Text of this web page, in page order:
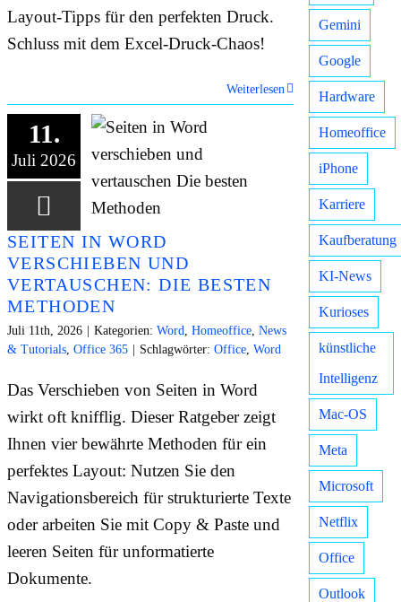
Layout-Tipps für den perfekten Druck.
Schluss mit dem Excel-Druck-Chaos!
Weiterlesen
11.
Juli 2026
SEITEN IN WORD
VERSCHIEBEN UND
VERTAUSCHEN: DIE BESTEN
METHODEN
Juli 11th, 2026 Kategorien: Word Homeoffice News
& Tutorials Office 365 Schlagwörter: Office Word
Das Verschieben von Seiten in Word
wirkt oft knifflig. Dieser Ratgeber zeigt
Ihnen vier bewährte Methoden für ein
perfektes Layout: Nutzen Sie den
Navigationsbereich für strukturierte Texte
oder arbeiten Sie mit Copy & Paste und
leeren Seiten für unformatierte
Dokumente.
Gemini
Google
Hardware
Homeoffice
iPhone
Karriere
Kaufberatung
KI-News
Kurioses
künstliche
Intelligenz
Mac-OS
Meta
Microsoft
Netflix
Office
Outlook